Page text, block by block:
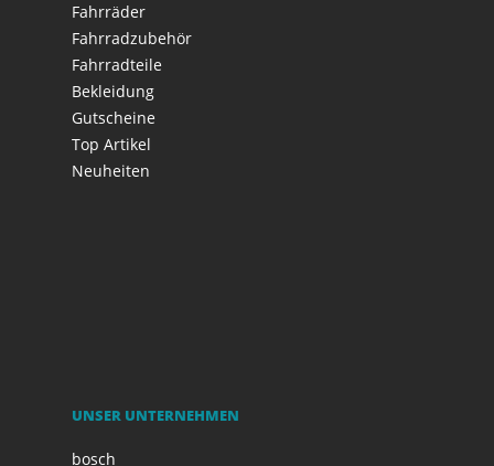
Fahrräder
Fahrradzubehör
Fahrradteile
Bekleidung
Gutscheine
Top Artikel
Neuheiten
UNSER UNTERNEHMEN
bosch